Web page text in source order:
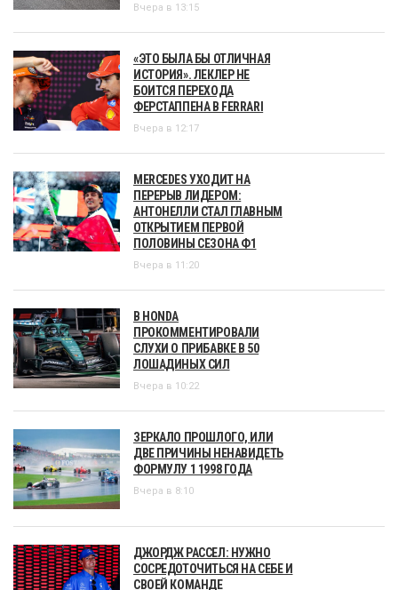
Вчера в 13:15
«ЭТО БЫЛА БЫ ОТЛИЧНАЯ
ИСТОРИЯ». ЛЕКЛЕР НЕ
БОИТСЯ ПЕРЕХОДА
ФЕРСТАППЕНА В FERRARI
Вчера в 12:17
MERCEDES УХОДИТ НА
ПЕРЕРЫВ ЛИДЕРОМ:
АНТОНЕЛЛИ СТАЛ ГЛАВНЫМ
ОТКРЫТИЕМ ПЕРВОЙ
ПОЛОВИНЫ СЕЗОНА Ф1
Вчера в 11:20
В HONDA
ПРОКОММЕНТИРОВАЛИ
СЛУХИ О ПРИБАВКЕ В 50
ЛОШАДИНЫХ СИЛ
Вчера в 10:22
ЗЕРКАЛО ПРОШЛОГО, ИЛИ
ДВЕ ПРИЧИНЫ НЕНАВИДЕТЬ
ФОРМУЛУ 1 1998 ГОДА
Вчера в 8:10
ДЖОРДЖ РАССЕЛ: НУЖНО
СОСРЕДОТОЧИТЬСЯ НА СЕБЕ И
СВОЕЙ КОМАНДЕ